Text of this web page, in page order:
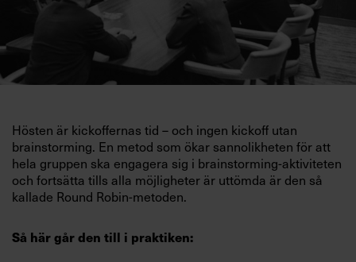
Hösten är kickoffernas tid – och ingen kickoff utan
brainstorming. En metod som ökar sannolikheten för att
hela gruppen ska engagera sig i brainstorming-aktiviteten
och fortsätta tills alla möjligheter är uttömda är den så
kallade Round Robin-metoden.
Så här går den till i praktiken: